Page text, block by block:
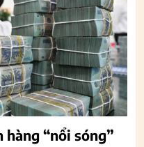
hàng “nổi sóng”